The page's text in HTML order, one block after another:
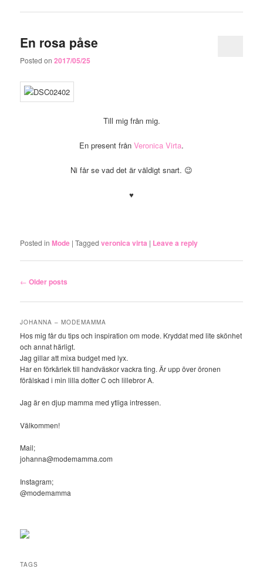
En rosa påse
Posted on2017/05/25
Till mig från mig.
En present från Veronica Virta.
Ni får se vad det är väldigt snart. 😉
♥
Posted in Mode |Tagged veronica virta | Leave a reply
Post
← Older posts
JOHANNA – MODEMAMMA
Hos mig får du tips och inspiration om mode. Kryddat med lite skönhet
och annat härligt.
Jag gillar att mixa budget med lyx.
Har en förkärlek till handväskor vackra ting. Är upp över öronen
förälskad i min lilla dotter C och lillebror A.
Jag är en djup mamma med ytliga intressen.
Välkommen!
Mail;
johanna@modemamma.com
Instagram;
@modemamma
TAGS